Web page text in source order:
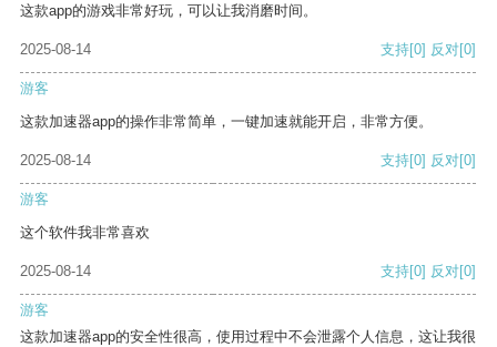
这款app的游戏非常好玩，可以让我消磨时间。
2025-08-14 支持[0] 反对[0]
游客
这款加速器app的操作非常简单，一键加速就能开启，非常方便。
2025-08-14 支持[0] 反对[0]
游客
这个软件我非常喜欢
2025-08-14 支持[0] 反对[0]
游客
这款加速器app的安全性很高，使用过程中不会泄露个人信息，这让我很